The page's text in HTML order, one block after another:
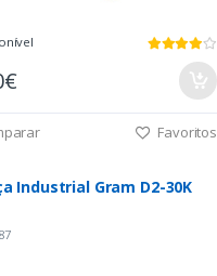
Favoritos
Industrial Gram D2-30K